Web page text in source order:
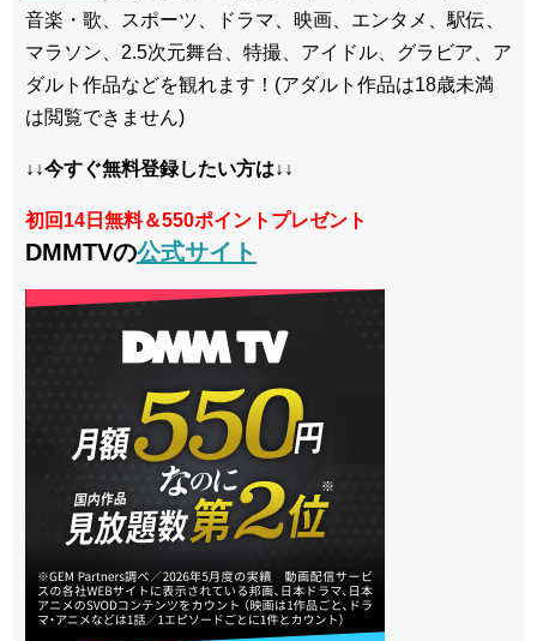
音楽・歌、スポーツ、ドラマ、映画、エンタメ、駅伝、
マラソン、2.5次元舞台、特撮、アイドル、グラビア、ア
ダルト作品などを観れます！(アダルト作品は18歳未満
は閲覧できません)
↓↓今すぐ無料登録したい方は↓↓
初回14日無料＆550ポイントプレゼント
DMMTVの公式サイト